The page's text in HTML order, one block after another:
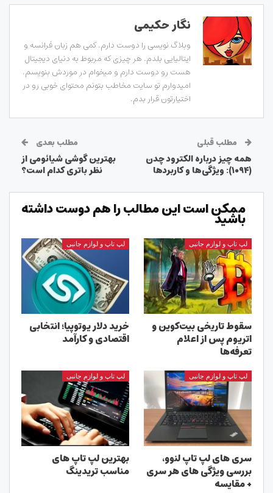
نگار حکیمی
وبلاگ نویسی را دوست دارم. کمی هم زبان فرانسه و
ایتالیایی بلدم. هر چیزی که مربوط به دنیای دیجیتال
هست رو دوست دارم و میخوام در موردش بنویسم.
امیدوارم تو سایت مخاطب بتونم محتوای خوبی رو در
اختیارتون قرار بدم.
مطلب قبلی
همه چیز درباره الکترود چدن
(۱۰۹۴): ویژگی‌ها و کاربردها
مطلب بعدی
بهترین گوشی شیائومی از
نظر باتری کدام است؟
ممکن است این مطالب را هم دوست داشته
باشید
لپ تاپ و لوازم جانبی
سقوط تاریخی بیت‌کوین و
اتریوم پس از اعلام
تعرفه‌ها
لپ تاپ و لوازم جانبی
خرید دلار یوتوپیا؛ انتخابی
اقتصادی و کارآمد
لپ تاپ و لوازم جانبی
سری های لپ تاپ لنوو،
بررسی ویژگی های هر سری
+ مقایسه
لپ تاپ و لوازم جانبی
بهترین لپ تاپ های
مناسب تریدینگ